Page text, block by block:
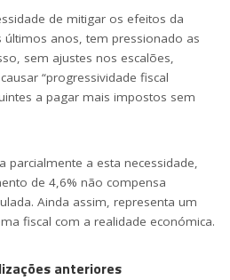
de mitigar os efeitos da
anos, tem pressionado as
sem ajustes nos escalões,
“progressividade fiscal
a pagar mais impostos sem
parcialmente a esta necessidade,
de 4,6% não compensa
Ainda assim, representa um
fiscal com a realidade económica.
anteriores